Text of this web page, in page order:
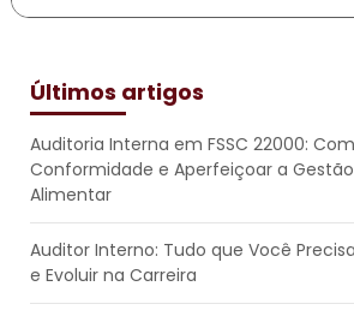
Últimos artigos
Auditoria Interna em FSSC 22000:
Conformidade e Aperfeiçoar a
Alimentar
Auditor Interno: Tudo que Você
e Evoluir na Carreira